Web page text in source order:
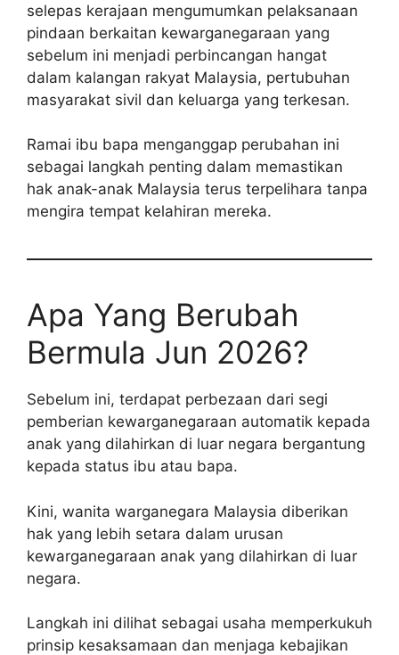
selepas kerajaan mengumumkan pelaksanaan
pindaan berkaitan kewarganegaraan yang
sebelum ini menjadi perbincangan hangat
dalam kalangan rakyat Malaysia, pertubuhan
masyarakat sivil dan keluarga yang terkesan.
Ramai ibu bapa menganggap perubahan ini
sebagai langkah penting dalam memastikan
hak anak-anak Malaysia terus terpelihara tanpa
mengira tempat kelahiran mereka.
Apa Yang Berubah
Bermula Jun 2026?
Sebelum ini, terdapat perbezaan dari segi
pemberian kewarganegaraan automatik kepada
anak yang dilahirkan di luar negara bergantung
kepada status ibu atau bapa.
Kini, wanita warganegara Malaysia diberikan
hak yang lebih setara dalam urusan
kewarganegaraan anak yang dilahirkan di luar
negara.
Langkah ini dilihat sebagai usaha memperkukuh
prinsip kesaksamaan dan menjaga kebajikan